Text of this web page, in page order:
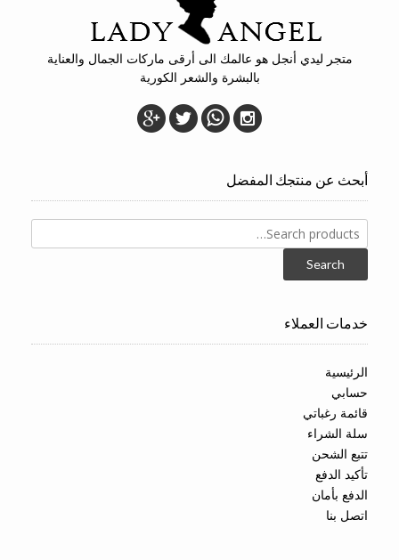
متجر ليدي أنجل هو عالمك الى أرقى ماركات الجمال والعناية
بالبشرة والشعر الكورية
أبحث عن منتجك المفضل
Search
for:
Search
خدمات العملاء
الرئيسية
حسابي
قائمة رغباتي
سلة الشراء
تتبع الشحن
تأكيد الدفع
الدفع بأمان
اتصل بنا